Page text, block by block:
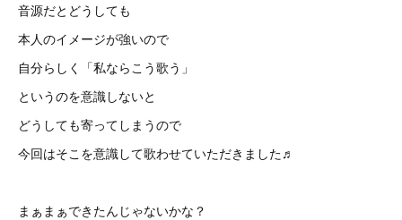
音源だとどうしても
本人のイメージが強いので
自分らしく「私ならこう歌う」
というのを意識しないと
どうしても寄ってしまうので
今回はそこを意識して歌わせていただきました♬
まぁまぁできたんじゃないかな？